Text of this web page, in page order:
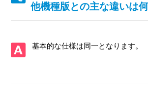
【PS5/龍が如く７外伝 名を消した男】取
【PS5/龍が如く７外伝 名を消した男】シ
ていますか（制限されている機能はありま
【PS5/龍が如く７外伝 名を消した男】プ
他機種版との主な違いは
基本的な仕様は同一となります。